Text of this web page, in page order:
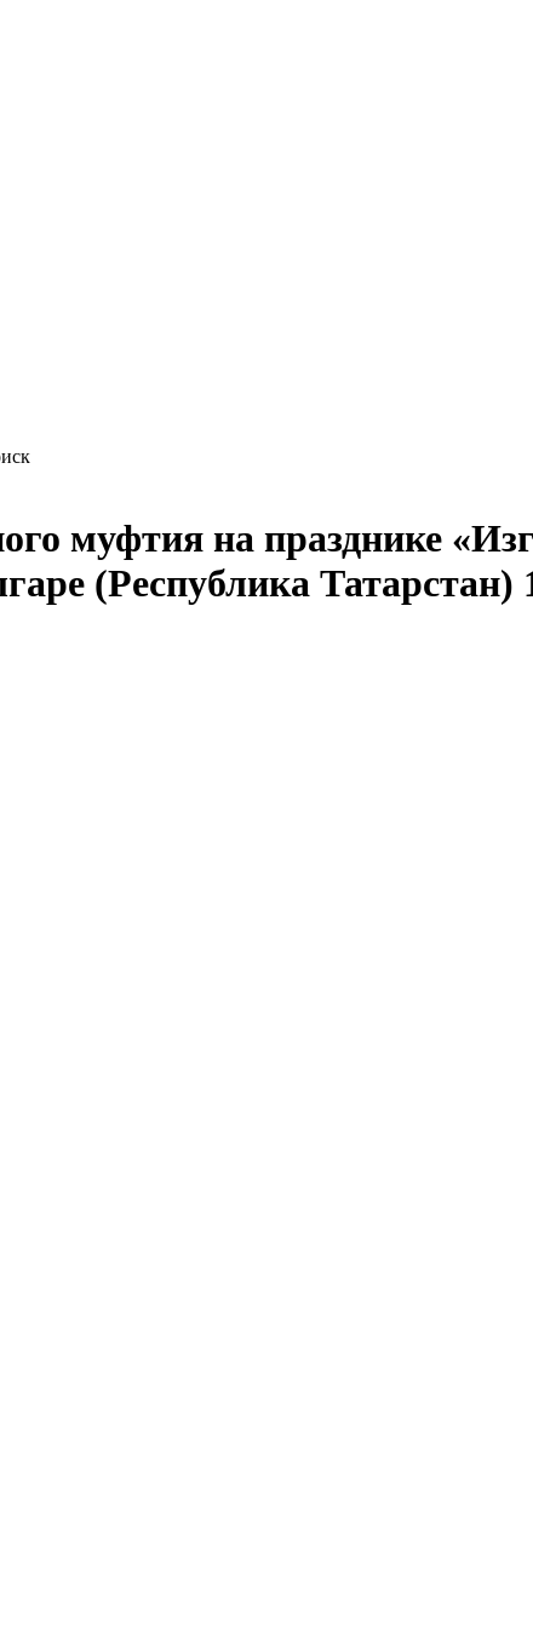
муфтия на празднике
(Республика Татарстан)